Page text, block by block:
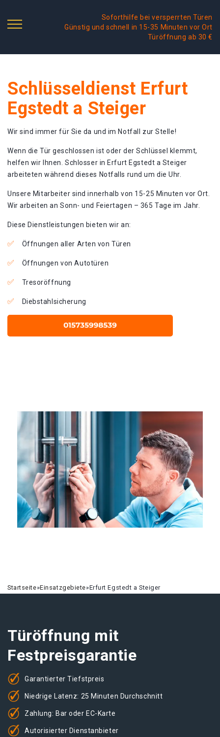
Soforthilfe bei versperrten Türen
Günstig und schnell in 15-35 Minuten vor Ort
Türöffnung ab 30 €
Schlüsseldienst Erfurt
Egstedt a Steiger
Wir sind immer für Sie da und im Notfall zur Stelle!
Wenn die Tür geschlossen ist oder der Schlüssel klemmt,
helfen wir Ihnen. Schlosser in Erfurt Egstedt a Steiger
arbeiteten während dieses Notfalls rund um die Uhr.
Unsere Mitarbeiter sind innerhalb von 15-25 Minuten vor Ort.
Wir arbeiten an Sonn- und Feiertagen – 365 Tage im Jahr.
Diese Dienstleistungen bieten wir an:
Öffnungen aller Arten von Türen
Öffnungen von Autotüren
Tresoröffnung
Diebstahlsicherung
Startseite»Einsatzgebiete»Erfurt Egstedt a Steiger
Türöffnung mit
Festpreisgarantie
Garantierter Tiefstpreis
Niedrige Latenz: 25 Minuten Durchschnitt
Zahlung: Bar oder EC-Karte
Autorisierter Dienstanbieter